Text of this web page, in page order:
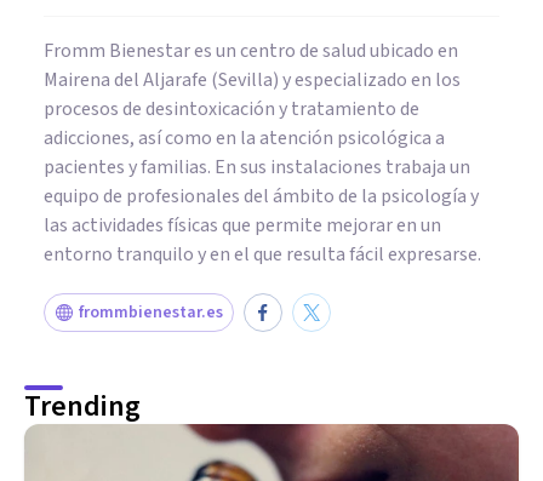
Fromm Bienestar es un centro de salud ubicado en
Mairena del Aljarafe (Sevilla) y especializado en los
procesos de desintoxicación y tratamiento de
adicciones, así como en la atención psicológica a
pacientes y familias. En sus instalaciones trabaja un
equipo de profesionales del ámbito de la psicología y
las actividades físicas que permite mejorar en un
entorno tranquilo y en el que resulta fácil expresarse.
frommbienestar.es
Trending